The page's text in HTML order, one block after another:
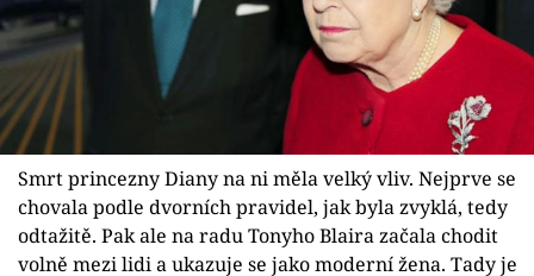
Smrt princezny Diany na ni měla velký vliv. Nejprve se
chovala podle dvorních pravidel, jak byla zvyklá, tedy
odtažitě. Pak ale na radu Tonyho Blaira začala chodit
volně mezi lidi a ukazuje se jako moderní žena. Tady je